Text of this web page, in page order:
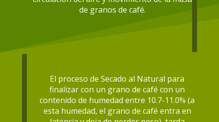
de granos de café.
El proceso de Secado al Natural para
finalizar con un grano de café con un
contenido de humedad entre 10.7-11.0% (a
esta humedad, el grano de café entra en